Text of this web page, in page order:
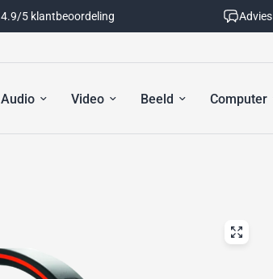
4.9/5 klantbeoordeling
Audio Video Beeld Computer